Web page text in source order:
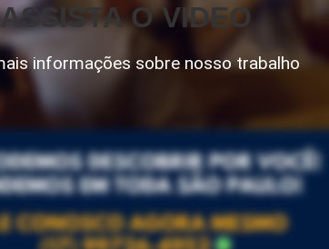
ASSISTA O VIDEO
informações sobre nosso trabalho